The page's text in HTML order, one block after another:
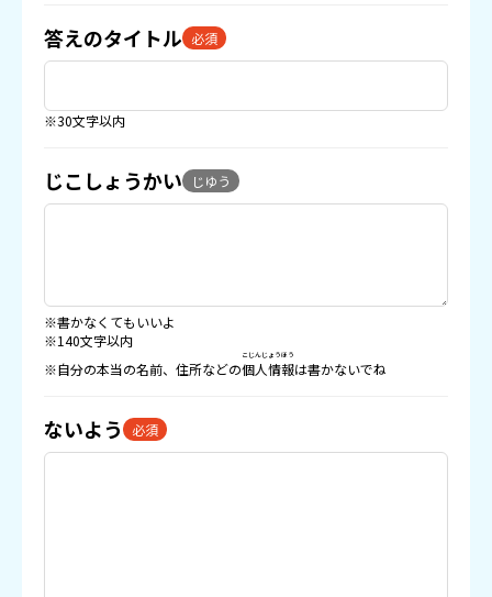
答えのタイトル 必須
※30文字以内
じこしょうかい じゆう
※書かなくてもいいよ
※140文字以内
※自分の本当の名前、住所などの個人情報
こじんじょうほう
は書かないでね
ないよう 必須